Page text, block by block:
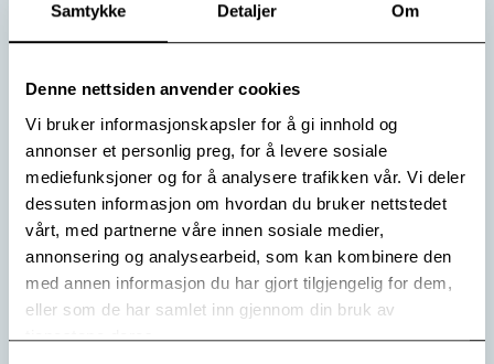
Samtykke Detaljer Om
Denne nettsiden anvender cookies
Vi bruker informasjonskapsler for å gi innhold og
annonser et personlig preg, for å levere sosiale
mediefunksjoner og for å analysere trafikken vår. Vi deler
dessuten informasjon om hvordan du bruker nettstedet
vårt, med partnerne våre innen sosiale medier,
annonsering og analysearbeid, som kan kombinere den
med annen informasjon du har gjort tilgjengelig for dem,
eller som de har samlet inn gjennom din bruk av
tjenestene deres.
Ny start for Institutt for Sjelesorg
Etter et halvt års pause starter Institutt for Sjelesorg
opp med noe virksomhet etter nyttår. Tre
rekreasjonsuker er lagt inn i programmet i vårhalvåret.
– Vi ønsker både gamle og nye gjester hjertelig
velkommen, sier Marit Endresen, som er ny leder for
Modum Bads forebyggende virksomhet.
Les mer